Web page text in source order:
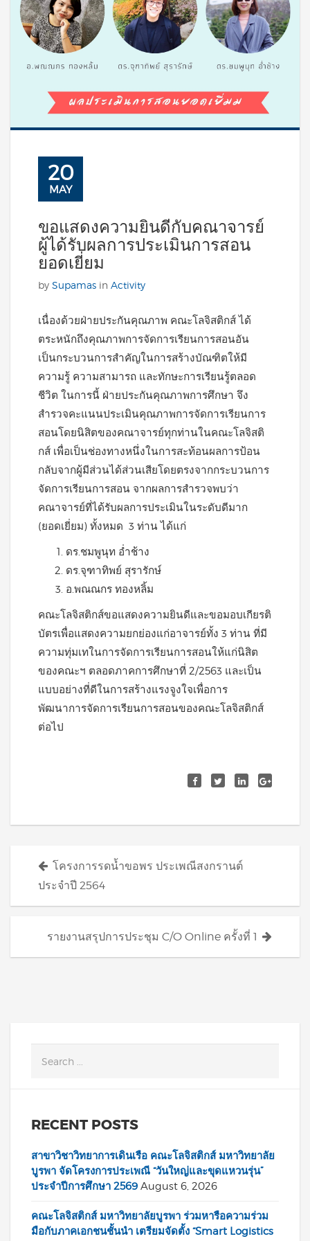
20
MAY
ขอแสดงความยินดีกับคณาจารย์
ผู้ได้รับผลการประเมินการสอน
ยอดเยี่ยม
by Supamas in Activity
เนื่องด้วยฝ่ายประกันคุณภาพ คณะโลจิสติกส์ ได้
ตระหนักถึงคุณภาพการจัดการเรียนการสอนอัน
เป็นกระบวนการสำคัญในการสร้างบัณฑิตให้มี
ความรู้ ความสามารถ และทักษะการเรียนรู้ตลอด
ชีวิต ในการนี้ ฝ่ายประกันคุณภาพการศึกษา จึง
สำรวจคะแนนประเมินคุณภาพการจัดการเรียนการ
สอนโดยนิสิตของคณาจารย์ทุกท่านในคณะโลจิสติ
กส์ เพื่อเป็นช่องทางหนึ่งในการสะท้อนผลการป้อน
กลับจากผู้มีส่วนได้ส่วนเสียโดยตรงจากกระบวนการ
จัดการเรียนการสอน จากผลการสำรวจพบว่า
คณาจารย์ที่ได้รับผลการประเมินในระดับดีมาก
(ยอดเยี่ยม) ทั้งหมด 3 ท่าน ได้แก่
ดร.ชมพูนุท อ่ำช้าง
ดร.จุฑาทิพย์ สุรารักษ์
อ.พณณกร ทองหลิ้ม
คณะโลจิสติกส์ขอแสดงความยินดีและขอมอบเกียรติ
บัตรเพื่อแสดงความยกย่องแก่อาจารย์ทั้ง 3 ท่าน ที่มี
ความทุ่มเทในการจัดการเรียนการสอนให้แก่นิสิต
ของคณะฯ ตลอดภาคการศึกษาที่ 2/2563 และเป็น
แบบอย่างที่ดีในการสร้างแรงจูงใจเพื่อการ
พัฒนาการจัดการเรียนการสอนของคณะโลจิสติกส์
ต่อไป
Posts
navigation
โครงการรดน้ำขอพร ประเพณีสงกรานต์
ประจำปี 2564
รายงานสรุปการประชุม C/O Online ครั้งที่ 1
RECENT POSTS
สาขาวิชาวิทยาการเดินเรือ คณะโลจิสติกส์ มหาวิทยาลัย
บูรพา จัดโครงการประเพณี “วันใหญ่และขุดแหวนรุ่น”
ประจำปีการศึกษา 2569 August 6, 2026
คณะโลจิสติกส์ มหาวิทยาลัยบูรพา ร่วมหารือความร่วม
มือกับภาคเอกชนชั้นนำ เตรียมจัดตั้ง “Smart Logistics